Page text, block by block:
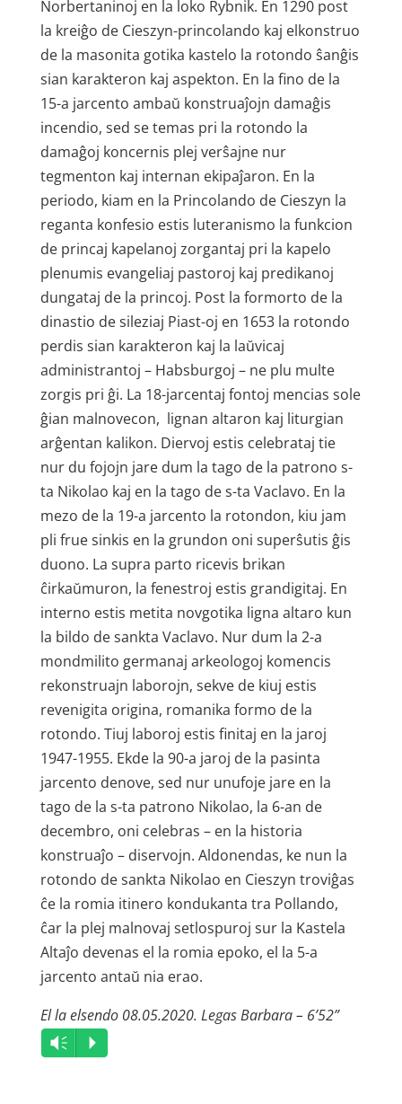
Norbertaninoj en la loko Rybnik. En 1290 post
la kreiĝo de Cieszyn-princolando kaj elkonstruo
de la masonita gotika kastelo la rotondo ŝanĝis
sian karakteron kaj aspekton. En la fino de la
15-a jarcento ambaŭ konstruaĵojn damaĝis
incendio, sed se temas pri la rotondo la
damaĝoj koncernis plej verŝajne nur
tegmenton kaj internan ekipaĵaron. En la
periodo, kiam en la Princolando de Cieszyn la
reganta konfesio estis luteranismo la funkcion
de princaj kapelanoj zorgantaj pri la kapelo
plenumis evangeliaj pastoroj kaj predikanoj
dungataj de la princoj. Post la formorto de la
dinastio de sileziaj Piast-oj en 1653 la rotondo
perdis sian karakteron kaj la laŭvicaj
administrantoj – Habsburgoj – ne plu multe
zorgis pri ĝi. La 18-jarcentaj fontoj mencias sole
ĝian malnovecon, lignan altaron kaj liturgian
arĝentan kalikon. Diervoj estis celebrataj tie
nur du fojojn jare dum la tago de la patrono s-
ta Nikolao kaj en la tago de s-ta Vaclavo. En la
mezo de la 19-a jarcento la rotondon, kiu jam
pli frue sinkis en la grundon oni superŝutis ĝis
duono. La supra parto ricevis brikan
ĉirkaŭmuron, la fenestroj estis grandigitaj. En
interno estis metita novgotika ligna altaro kun
la bildo de sankta Vaclavo. Nur dum la 2-a
mondmilito germanaj arkeologoj komencis
rekonstruajn laborojn, sekve de kiuj estis
revenigita origina, romanika formo de la
rotondo. Tiuj laboroj estis finitaj en la jaroj
1947-1955. Ekde la 90-a jaroj de la pasinta
jarcento denove, sed nur unufoje jare en la
tago de la s-ta patrono Nikolao, la 6-an de
decembro, oni celebras – en la historia
konstruaĵo – diservojn. Aldonendas, ke nun la
rotondo de sankta Nikolao en Cieszyn troviĝas
ĉe la romia itinero kondukanta tra Pollando,
ĉar la plej malnovaj setlospuroj sur la Kastela
Altaĵo devenas el la romia epoko, el la 5-a
jarcento antaŭ nia erao.
El la elsendo 08.05.2020. Legas Barbara – 6’52”
Audio
Player
Vm P